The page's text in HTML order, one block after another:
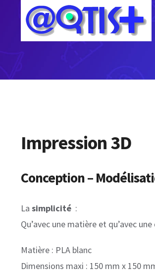
content
Impression 3D
Conception –
La simplicité :
Qu’avec une matière et qu’avec
Matière : PLA blanc
Dimensions maxi : 150 mm x 150